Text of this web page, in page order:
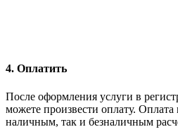
4. Оплатить
После оформления услуги в
можете произвести оплату. Оплата
наличным, так и безналичным